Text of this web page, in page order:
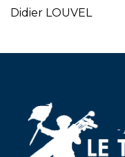
Didier LOUVEL